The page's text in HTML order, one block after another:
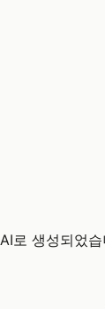
로 생성되었